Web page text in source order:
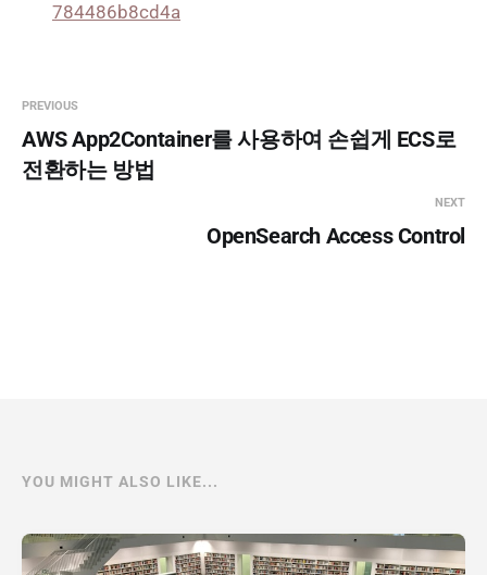
784486b8cd4a
PREVIOUS
AWS App2Container를 사용하여 손쉽게 ECS로
전환하는 방법
NEXT
OpenSearch Access Control
YOU MIGHT ALSO LIKE...